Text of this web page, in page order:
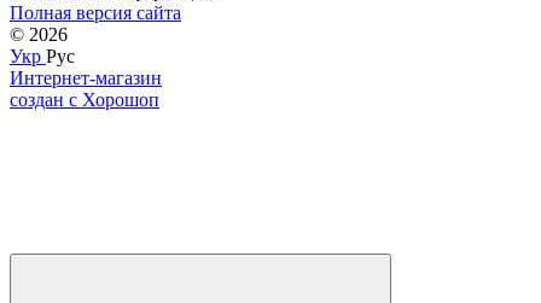
Полная версия сайта
© 2026
Укр Рус
Интернет-магазин
создан с Хорошоп